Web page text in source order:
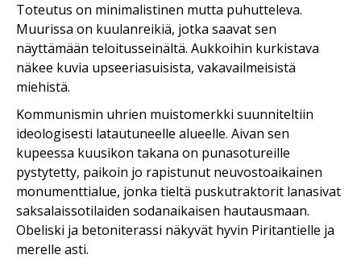
Toteutus on minimalistinen mutta puhutteleva.
Muurissa on kuulanreikiä, jotka saavat sen
näyttämään teloitusseinältä. Aukkoihin kurkistava
näkee kuvia upseeriasuisista, vakavailmeisistä
miehistä.
Kommunismin uhrien muistomerkki suunniteltiin
ideologisesti latautuneelle alueelle. Aivan sen
kupeessa kuusikon takana on punasotureille
pystytetty, paikoin jo rapistunut neuvostoaikainen
monumenttialue, jonka tieltä puskutraktorit lanasivat
saksalaissotilaiden sodanaikaisen hautausmaan.
Obeliski ja betoniterassi näkyvät hyvin Piritantielle ja
merelle asti.